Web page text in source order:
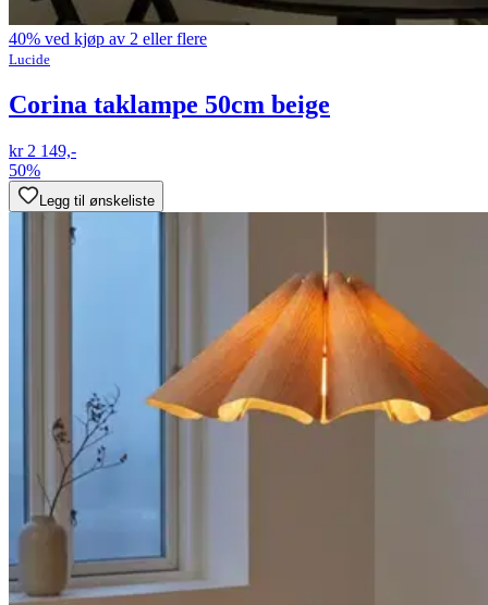
40% ved kjøp av 2 eller flere
Lucide
Corina taklampe 50cm beige
kr 2 149,-
50%
Legg til ønskeliste